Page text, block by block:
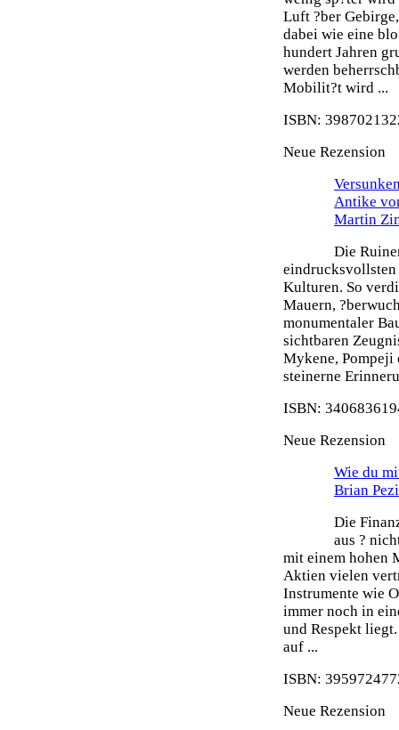
Luft ?ber
dabei wie eine
hundert Jahren
werden
Mobilit?t wird ...
ISBN:
Neue Rezension
Antike
Martin
Die
eindrucksvollsten
Kulturen. So
Mauern,
monumentaler
sichtbaren
Mykene, Pompeji
steinerne
ISBN:
Neue Rezension
Wie du
Brian
Die
aus ?
mit einem hohen
Aktien vielen
Instrumente wie
immer noch in
und Respekt
auf ...
ISBN:
Neue Rezension